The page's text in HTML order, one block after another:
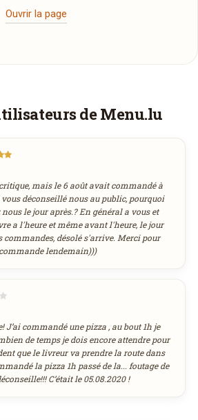
Ouvrir la page
restaurant. Vous pouvez
520013
livrer à domicile
plats de
EN LIVRAISON
VIA FOOSTIX.COM
de Menu.lu
mais le 6 août avait commandé à
déconseillé nous au public, pourquoi
le jour après.? En général a vous et
a l'heure et même avant l'heure, le jour
commandes, désolé s'arrive. Merci pour
lendemain)))
J’ai commandé une pizza , au bout 1h je
de temps je dois encore attendre pour
que le livreur va prendre la route dans
la pizza 1h passé de la... foutage de
C’était le 05.08.2020 !